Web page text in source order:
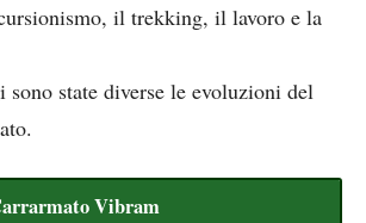
il trekking, il lavoro e la
sono state diverse le evoluzioni del
Vibram